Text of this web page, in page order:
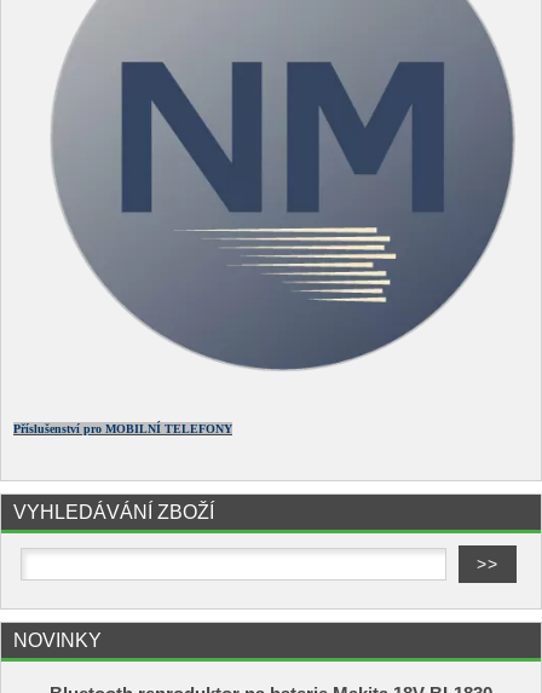
Příslušenství pro MOBILNÍ TELEFONY
VYHLEDÁVÁNÍ ZBOŽÍ
NOVINKY